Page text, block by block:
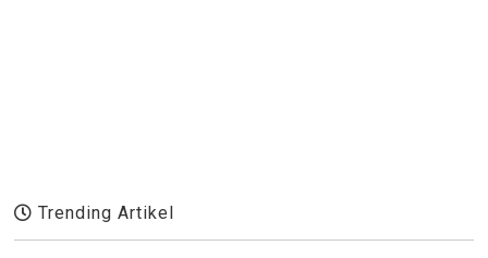
Trending Artikel